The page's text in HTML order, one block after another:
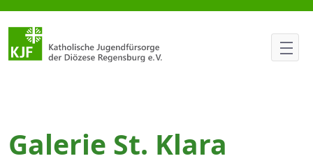
Kinder.können.Kunst in der
Galerie St. Klara